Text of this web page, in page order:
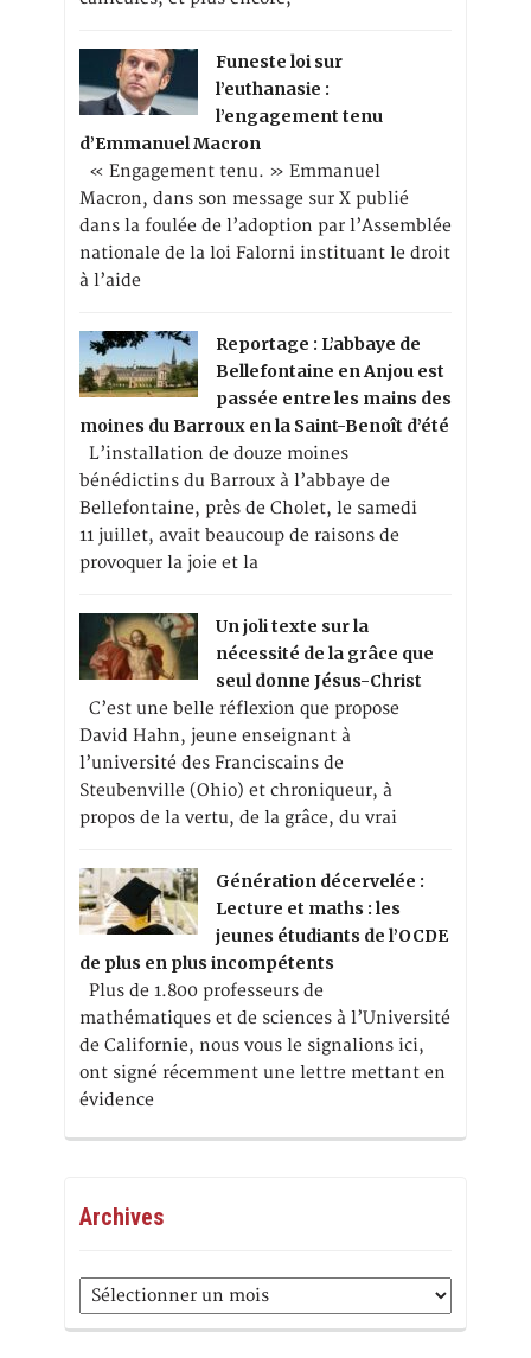
Funeste loi sur
l’euthanasie :
l’engagement tenu
d’Emmanuel Macron
« Engagement tenu. » Emmanuel
Macron, dans son message sur X publié
dans la foulée de l’adoption par l’Assemblée
nationale de la loi Falorni instituant le droit
à l’aide
Reportage : L’abbaye de
Bellefontaine en Anjou est
passée entre les mains des
moines du Barroux en la Saint-Benoît d’été
L’installation de douze moines
bénédictins du Barroux à l’abbaye de
Bellefontaine, près de Cholet, le samedi
11 juillet, avait beaucoup de raisons de
provoquer la joie et la
Un joli texte sur la
nécessité de la grâce que
seul donne Jésus-Christ
C’est une belle réflexion que propose
David Hahn, jeune enseignant à
l’université des Franciscains de
Steubenville (Ohio) et chroniqueur, à
propos de la vertu, de la grâce, du vrai
Génération décervelée :
Lecture et maths : les
jeunes étudiants de l’OCDE
de plus en plus incompétents
Plus de 1.800 professeurs de
mathématiques et de sciences à l’Université
de Californie, nous vous le signalions ici,
ont signé récemment une lettre mettant en
évidence
Archives
Archives